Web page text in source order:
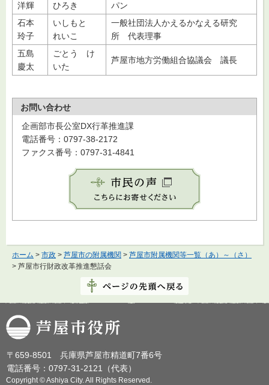
洋輝
ひろき
パン
石本
玲子
いしもと
れいこ
一般社団法人かえるかなえる研究
所 代表理事
五島
慶太
ごとう け
いた
芦屋市地方労働組合協議会 議長
お問い合わせ
企画部市長公室DX行革推進課
電話番号：0797-38-2172
ファクス番号：0797-31-4841
ホーム > 市政 > 芦屋市の附属機関 > 芦屋市附属機関等一覧（あ）～（さ）
> 芦屋市行財政改革推進懇話会
芦屋市役所
〒659-8501 兵庫県芦屋市精道町7番6号
電話番号：0797-31-2121（代表）
Copyright © Ashiya City. All Rights Reserved.